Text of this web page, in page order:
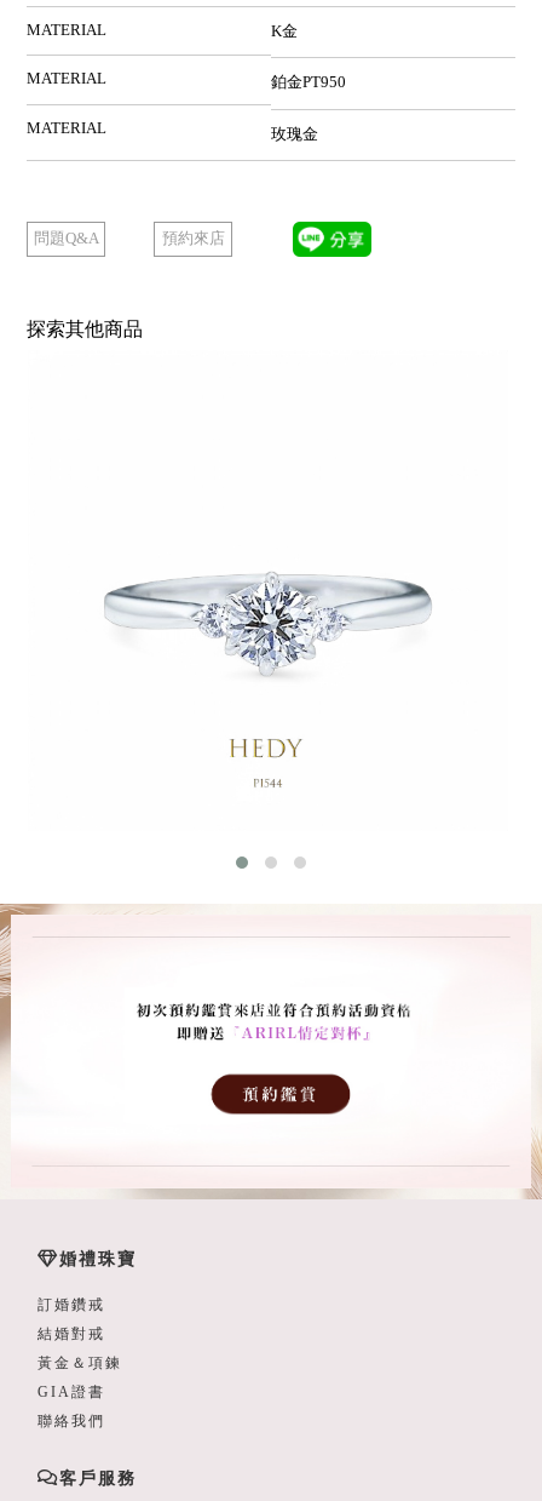
MATERIAL K金
MATERIAL 鉑金PT950
MATERIAL 玫瑰金
問題Q&A 預約來店
探索其他商品
婚禮珠寶
訂婚鑽戒
結婚對戒
黃金＆項鍊
GIA證書
聯絡我們
客戶服務